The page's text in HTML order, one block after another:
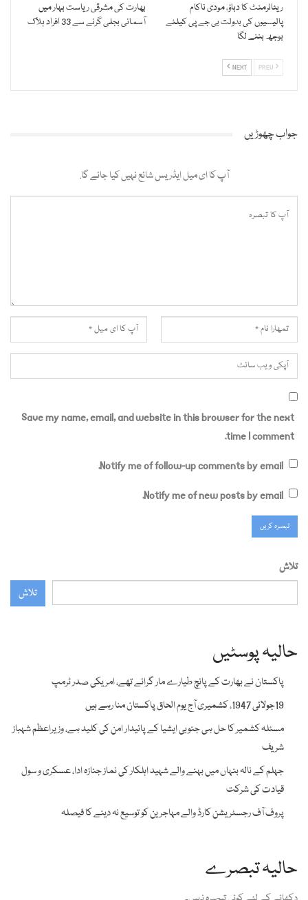
ریٹائرمنٹ کا دباؤ، مودی ناکام
پالیسیوں کی بدولت بی جے پی کیلئے
بوجھ بننے لگا
بھارت کی مشرقی ریاست بہار میں
آسمانی بجلی گرنے سے 33 افراد ہلاک
NEXT
جواب چھوڑیں
آپ کا ای میل ایڈریس شائع نہیں کیا جائے گا.
Save my name, email, and website in this browser for the next
time I comment.
Notify me of follow-up comments by email.
Notify me of new posts by email.
تلاش
تلاش
حالیہ پوسٹیں
پاکستان نے بھارت کے پانچ طیارے مار گرائے تھے، امریکی صدر ٹرمپ
19جولائی 1947، کشمیری آج یوم الحاق پاکستان منا رہے ہیں
مسئلہ کشمیر کا حل ہی جنوبی ایشیا کے پائیدار امن کی کلید ہے، وزیراعظم شہباز
شریف
جہلم کے نالہ بنہاں میں بہنے والے شہید اہلکار کی نماز جنازہ ادا، عسکری و سول
قیادت کی شرکت
پروف آف رجسٹریشن کارڈ والے مہاجرین کو توسیع نہ دینے کا فیصلہ
حالیہ تبصرے